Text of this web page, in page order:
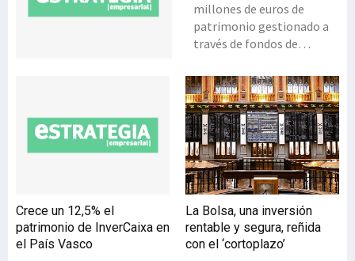
millones de euros de
patrimonio gestionado a
través de fondos de
Kutxabank Gestión se
situaba a finales de
octubre en la séptima
posición en el ranking
estatal de gestoras,
liderado por InverCaixa,
con 45.000 millones de
gestora del grupo
financiero vasco ha
continuado creciendo
Crece un 12,5% el
patrimonio de InverCaixa en
el País Vasco
La Bolsa, una inversión
rentable y segura, reñida
con el ‘cortoplazo’